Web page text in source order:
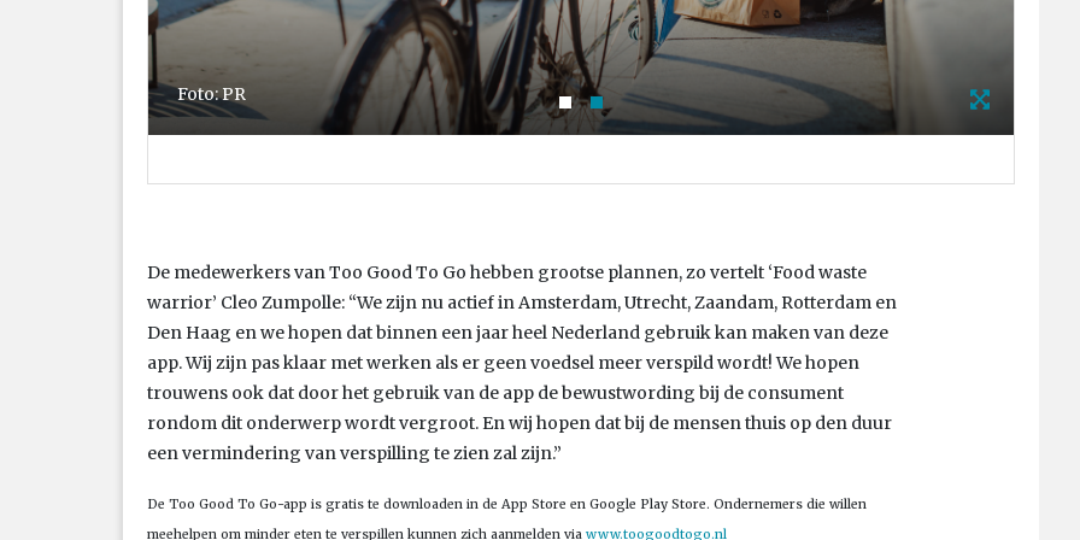
Foto: PR
De medewerkers van Too Good To Go hebben grootse plannen, zo vertelt ‘Food waste
warrior’ Cleo Zumpolle: “We zijn nu actief in Amsterdam, Utrecht, Zaandam, Rotterdam en
Den Haag en we hopen dat binnen een jaar heel Nederland gebruik kan maken van deze
app. Wij zijn pas klaar met werken als er geen voedsel meer verspild wordt! We hopen
trouwens ook dat door het gebruik van de app de bewustwording bij de consument
rondom dit onderwerp wordt vergroot. En wij hopen dat bij de mensen thuis op den duur
een vermindering van verspilling te zien zal zijn.”
De Too Good To Go-app is gratis te downloaden in de App Store en Google Play Store. Ondernemers die willen
meehelpen om minder eten te verspillen kunnen zich aanmelden via www.toogoodtogo.nl